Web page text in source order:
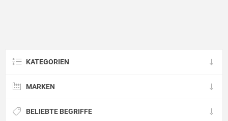
KATEGORIEN
MARKEN
BELIEBTE BEGRIFFE